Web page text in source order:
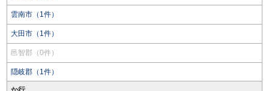
雲南市（1件）
大田市（1件）
邑智郡（0件）
隠岐郡（1件）